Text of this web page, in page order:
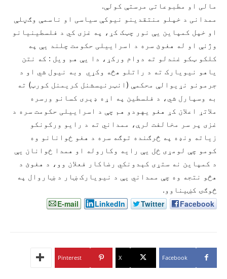
مالی او مطبوعاتی مرستې کولې.
ممدانی د خپلو منتقدینو نیوکې سیاسی او ناسمې وګڼلې
او خپل کمپاین یې نور چټک کړ، په غزی کي د فلسطينیانو
وژنې او له هغوئ سره د اسراییلی حکومت چلند یې په
کلکو ټکو غندلو ته دوام ورکړ، دا یې هم ویل : که نتن
یاهو نیویارک ته د راتلو هڅه وکړي وبه نیول شي او د
جرمونو نړیوالې محکمې (انټرنيسشنل کريمنل کورټ) ته
به وسپارل شي، د فلسطین په اړه ډېری کسانو ورسره
ملاتړ اعلان کړ هغو یهودو هم چې د اسراییلی حکومت سره د
غزی پر سر مخالفت لرې، ممداني ته د رایو ورکونکو
زیاته ونډه په څرګنده توګه سره د هغو ځوانانو وه
کومو چې لومړی ځل یې رايه وکاروله او همدا ځوانان یې
د کمپاین نه ستړی کېدونکي رضاکار فعلان وو، د هغوئ د
هڅو نتجه وه چې ممداني يې د نيویارک ښار د ښاروال په
څوګۍ کښیناوو.
Facebook
Twitter
LinkedIn
E-mail
Facebook
X
Pinterest